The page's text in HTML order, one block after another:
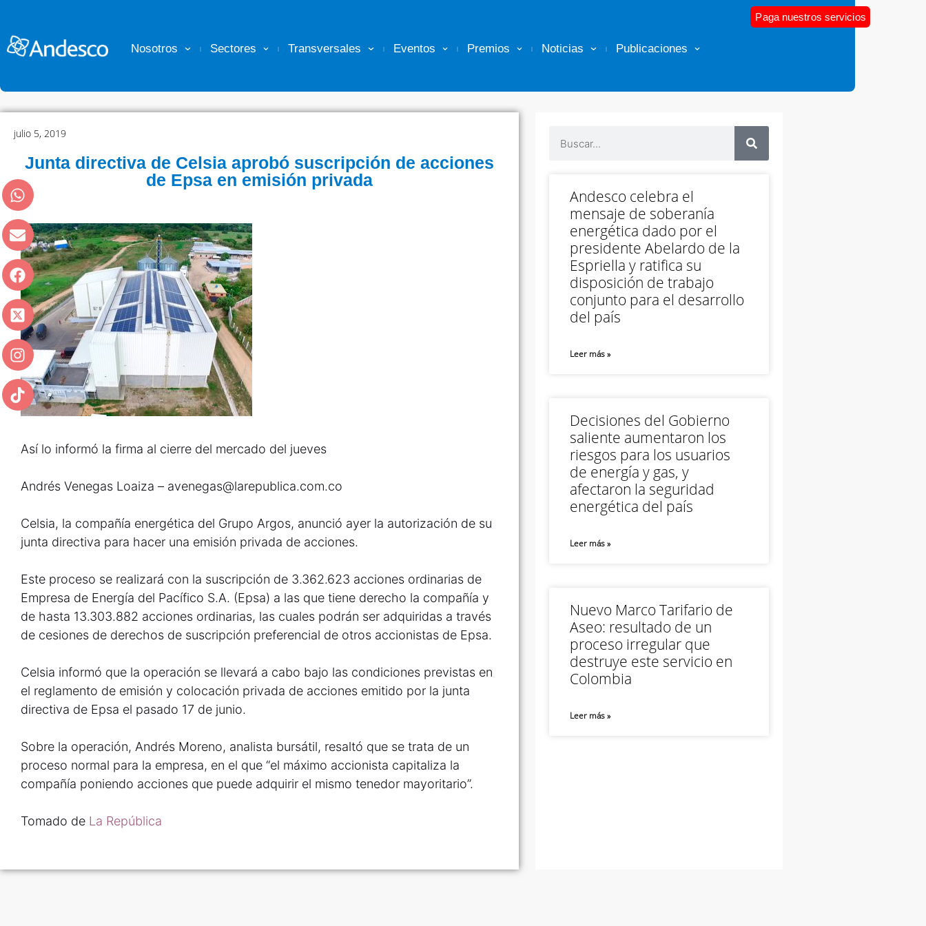
Nosotros Sectores Transversales Eventos Premios Noticias Publicaciones
Paga nuestros servicios
julio 5, 2019
Junta directiva de Celsia aprobó suscripción de acciones
de Epsa en emisión privada
Así lo informó la firma al cierre del mercado del jueves
Andrés Venegas Loaiza – avenegas@larepublica.com.co
Celsia, la compañía energética del Grupo Argos, anunció ayer la autorización de su
junta directiva para hacer una emisión privada de acciones.
Este proceso se realizará con la suscripción de 3.362.623 acciones ordinarias de
Empresa de Energía del Pacífico S.A. (Epsa) a las que tiene derecho la compañía y
de hasta 13.303.882 acciones ordinarias, las cuales podrán ser adquiridas a través
de cesiones de derechos de suscripción preferencial de otros accionistas de Epsa.
Celsia informó que la operación se llevará a cabo bajo las condiciones previstas en
el reglamento de emisión y colocación privada de acciones emitido por la junta
directiva de Epsa el pasado 17 de junio.
Sobre la operación, Andrés Moreno, analista bursátil, resaltó que se trata de un
proceso normal para la empresa, en el que “el máximo accionista capitaliza la
compañía poniendo acciones que puede adquirir el mismo tenedor mayoritario”.
Tomado de La República
Andesco celebra el
mensaje de soberanía
energética dado por el
presidente Abelardo de la
Espriella y ratifica su
disposición de trabajo
conjunto para el desarrollo
del país
Leer más »
Decisiones del Gobierno
saliente aumentaron los
riesgos para los usuarios
de energía y gas, y
afectaron la seguridad
energética del país
Leer más »
Nuevo Marco Tarifario de
Aseo: resultado de un
proceso irregular que
destruye este servicio en
Colombia
Leer más »